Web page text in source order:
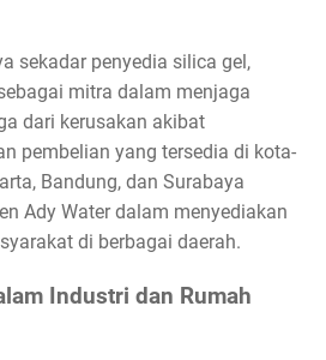
sekadar penyedia silica gel,
mitra dalam menjaga
dari kerusakan akibat
pembelian yang tersedia di kota-
Bandung, dan Surabaya
Ady Water dalam menyediakan
di berbagai daerah.
Industri dan Rumah